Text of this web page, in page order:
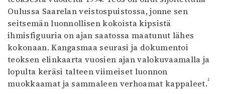
Oulussa Saarelan veistospuistossa, jonne sen
seitsemän luonnollisen kokoista kipsistä
ihmisfiguuria on ajan saatossa maatunut lähes
kokonaan. Kangasmaa seurasi ja dokumentoi
teoksen elinkaarta vuosien ajan valokuvaamalla ja
lopulta keräsi talteen viimeiset luonnon
muokkaamat ja sammaleen verhoamat kappaleet.1